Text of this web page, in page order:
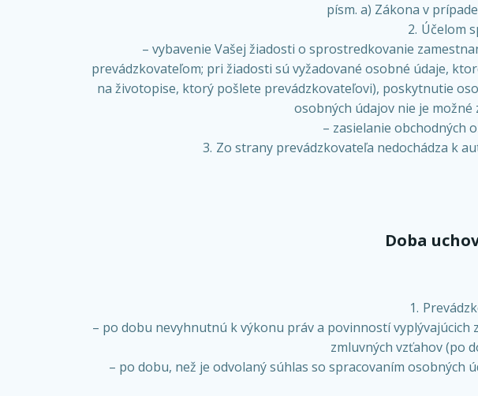
písm. a) Zákona v
Účelom
– vybavenie Vašej žiadosti o sprostredkovanie
prevádzkovateľom; pri žiadosti sú vyžadované osobné údaje,
na životopise, ktorý pošlete prevádzkovateľovi), poskytnutie
osobných údajov nie je
– zasielanie obchodných
Zo strany prevádzkovateľa nedochádza k
Doba
– po dobu nevyhnutnú k výkonu práv a povinností
zmluvných vzťahov (po
– po dobu, než je odvolaný súhlas so spracovaním